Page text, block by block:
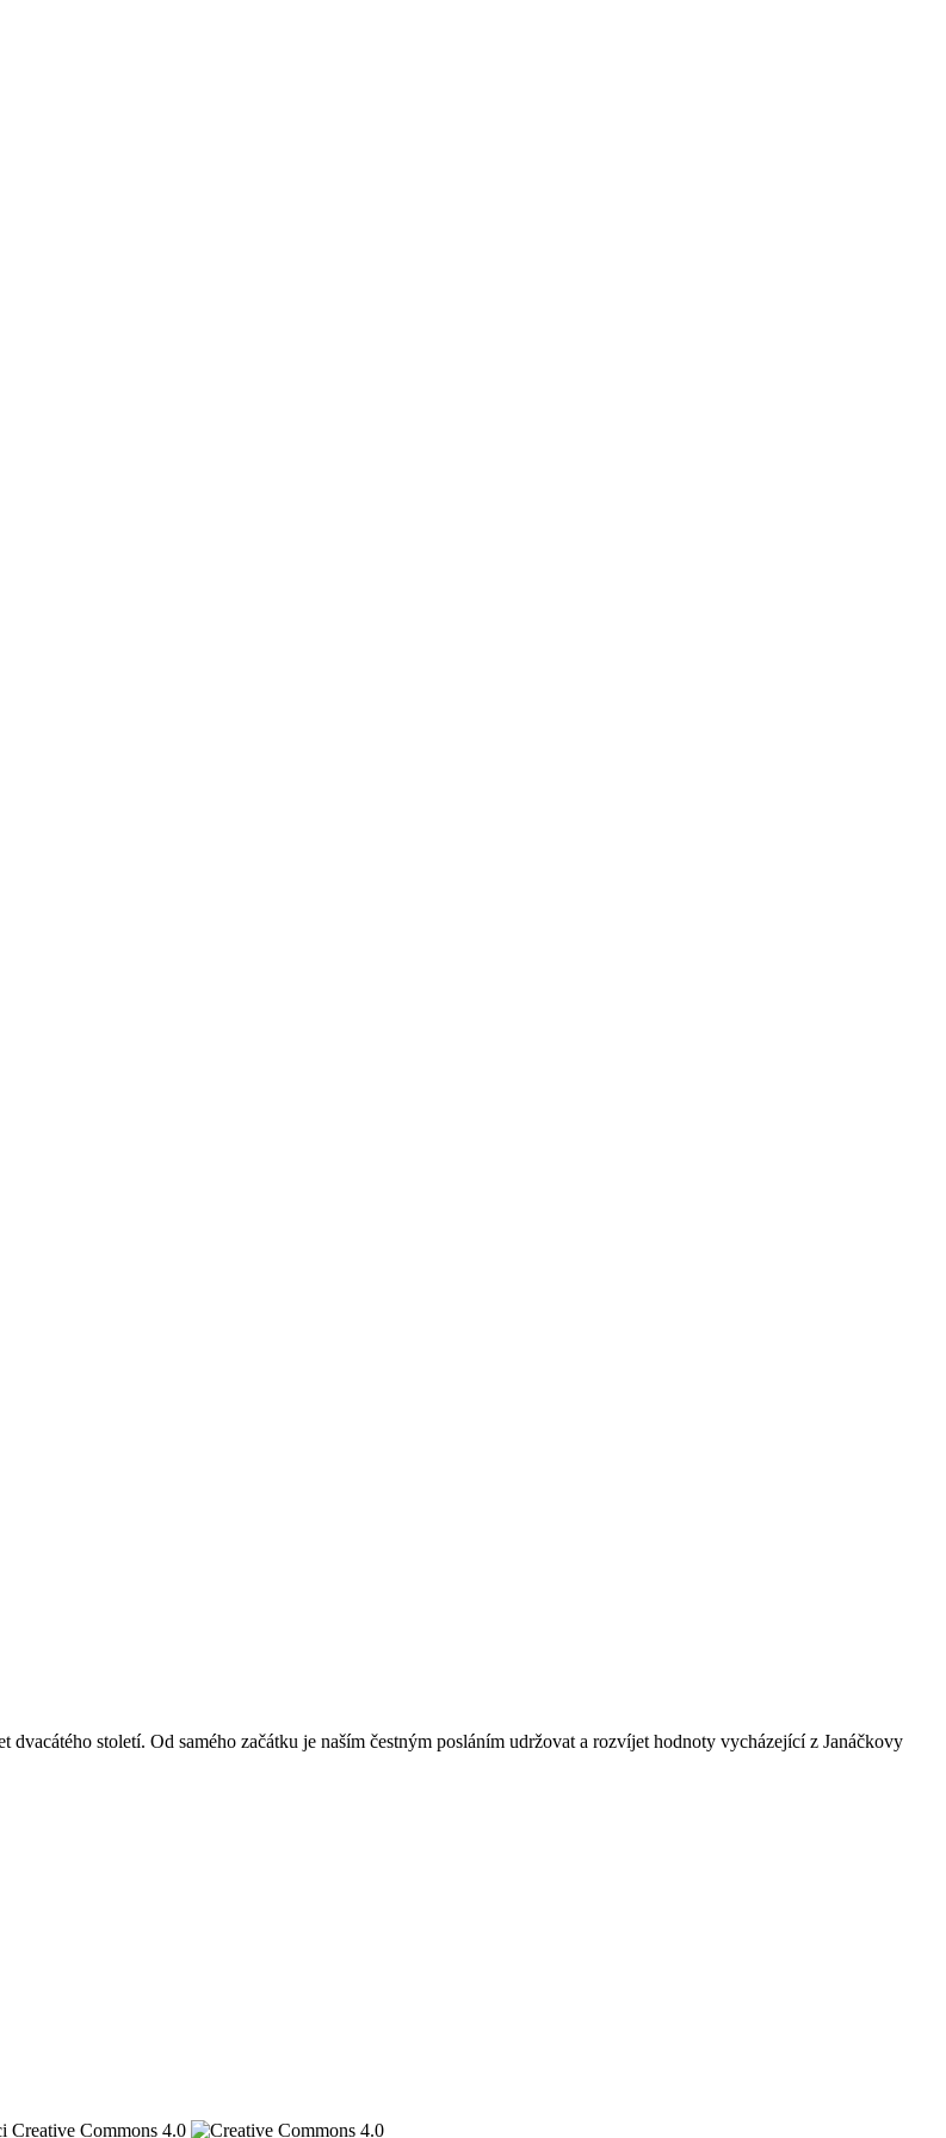
století. Od samého začátku je naším čestným posláním udržovat a rozvíjet hodnoty vycházející z Janáčkovy
Creative Commons 4.0